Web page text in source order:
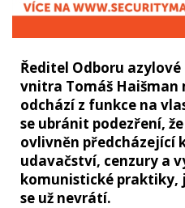
Ředitel Odboru
vnitra Tomáš Haišman
odchází z funkce na
se ubránit podezření,
ovlivněn předcházející
udavačství, cenzury a
komunistické praktiky,
se už nevrátí.